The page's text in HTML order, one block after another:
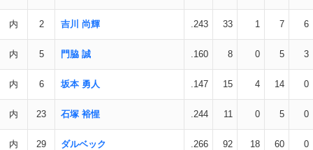
内 2 吉川 尚輝 .243 33 1 7 6
内 5 門脇 誠 .160 8 0 5 3
内 6 坂本 勇人 .147 15 4 14 0
内 23 石塚 裕惺 .244 11 0 5 0
内 29 ダルベック .266 92 18 60 0